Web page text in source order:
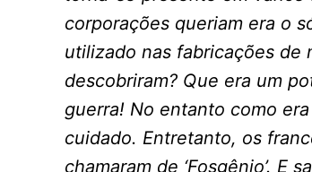
corporações queriam era o
utilizado nas fabricações de
descobriram? Que era um
guerra! No entanto como
cuidado. Entretanto, os
chamaram de ‘Fosgênio’. E